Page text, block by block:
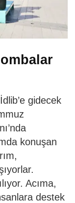
gidecek
konuşan
Acıma,
destek